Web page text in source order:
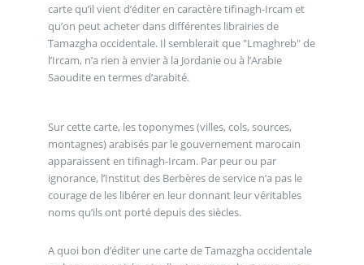
carte qu’il vient d’éditer en caractère tifinagh-Ircam et
qu’on peut acheter dans différentes librairies de
Tamazgha occidentale. Il semblerait que "Lmaghreb" de
l’Ircam, n’a rien à envier à la Jordanie ou à l’Arabie
Saoudite en termes d’arabité.
Sur cette carte, les toponymes (villes, cols, sources,
montagnes) arabisés par le gouvernement marocain
apparaissent en tifinagh-Ircam. Par peur ou par
ignorance, l’Institut des Berbères de service n’a pas le
courage de les libérer en leur donnant leur véritables
noms qu’ils ont porté depuis des siècles.
A quoi bon d’éditer une carte de Tamazgha occidentale